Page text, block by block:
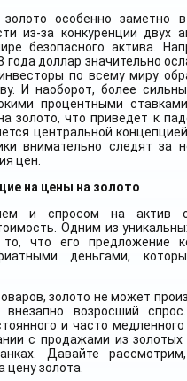
особенно заметно
из-за конкуренции двух
безопасного актива.
года доллар значительно
по всему миру
И наоборот, более
процентными
золото, что приведет к
центральной
внимательно следят за
цен.
на цены на золото
и спросом на актив
Одним из
то, что его предложение
деньгами,
золото не может
возросший
и часто
с продажами из золотых
Давайте
золота.